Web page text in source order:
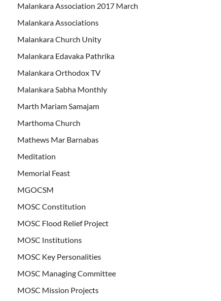
Malankara Association 2017 March
Malankara Associations
Malankara Church Unity
Malankara Edavaka Pathrika
Malankara Orthodox TV
Malankara Sabha Monthly
Marth Mariam Samajam
Marthoma Church
Mathews Mar Barnabas
Meditation
Memorial Feast
MGOCSM
MOSC Constitution
MOSC Flood Relief Project
MOSC Institutions
MOSC Key Personalities
MOSC Managing Committee
MOSC Mission Projects